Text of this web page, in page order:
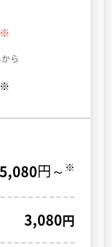
※
ら
※
円～ ※
3,080円